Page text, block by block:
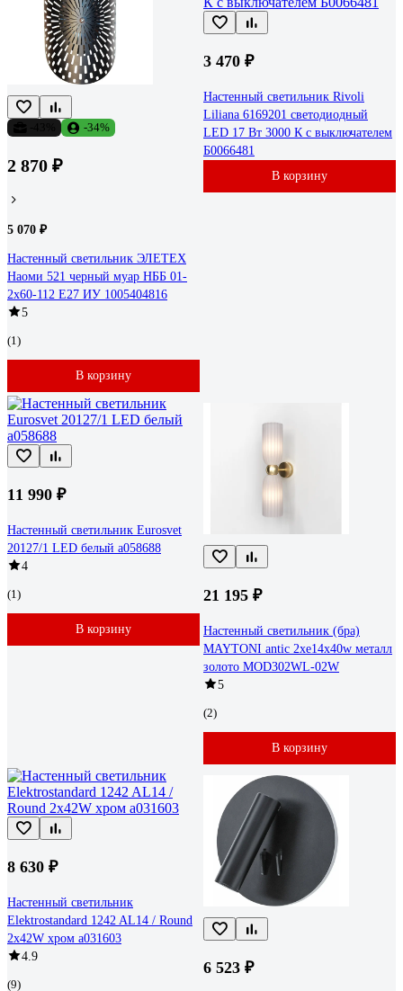
-34%
2 870 ₽
5 070 ₽
Настенный светильник ЭЛЕТЕХ
Наоми 521 черный муар НББ 01-
2x60-112 Е27 ИУ 1005404816
5
(1)
В корзину
3 470 ₽
Настенный светильник Rivoli
Liliana 6169201 светодиодный
LED 17 Вт 3000 К с выключателем
Б0066481
В корзину
11 990 ₽
Настенный светильник Eurosvet
20127/1 LED белый a058688
4
(1)
В корзину
21 195 ₽
Настенный светильник (бра)
MAYTONI antic 2хe14x40w металл
золото MOD302WL-02W
5
(2)
В корзину
8 630 ₽
Настенный светильник
Elektrostandard 1242 AL14 / Round
2х42W хром a031603
4.9
(9)
6 523 ₽